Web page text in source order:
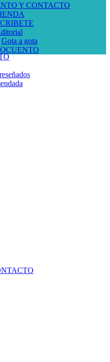
Y CONTACTO
Gota a gota